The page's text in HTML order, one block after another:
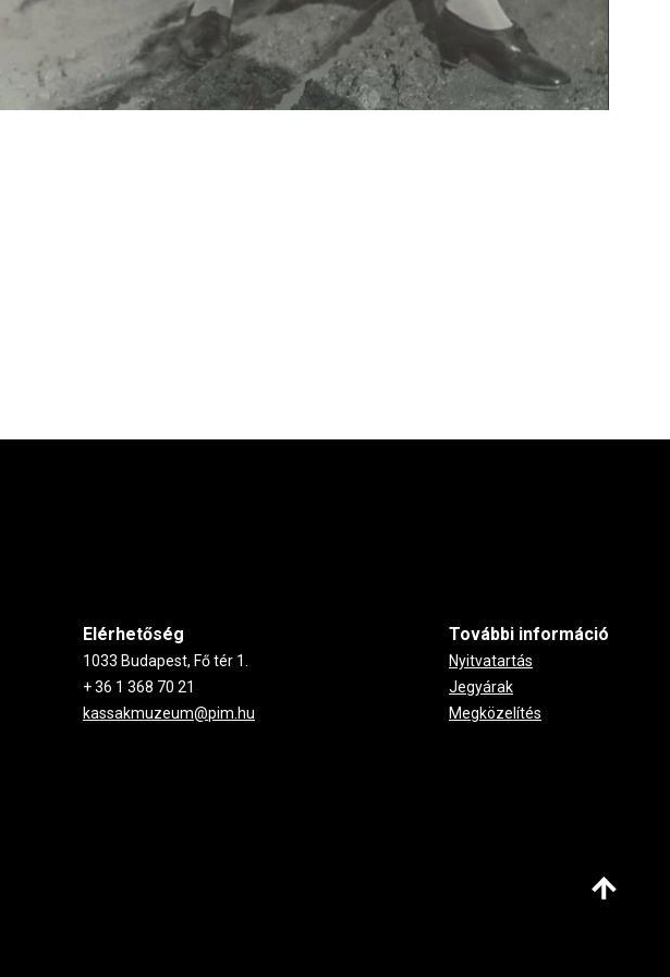
Elérhetőség
1033 Budapest, Fő tér 1.
+ 36 1 368 70 21
kassakmuzeum@pim.hu
További információ
Nyitvatartás
Jegyárak
Megközelítés